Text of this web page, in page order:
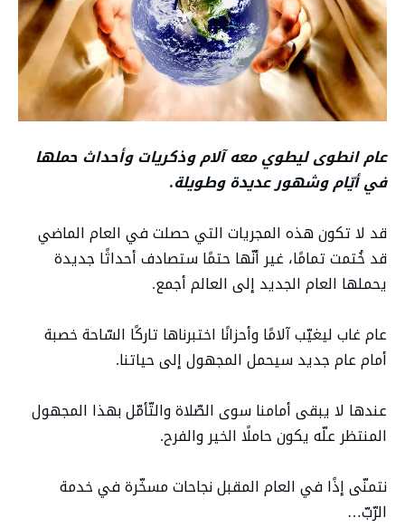
عام انطوى ليطوي معه آلام وذكريات وأحداث حملها
في أيّام وشهور عديدة وطويلة.
قد لا تكون هذه المجريات التي حصلت في العام الماضي
قد خُتمت تمامًا، غير أنّها حتمًا ستصادف أحداثًا جديدة
يحملها العام الجديد إلى العالم أجمع.
عام غاب ليغيّب آلامًا وأحزانًا اختبرناها تاركًا السّاحة خصبة
أمام عام جديد سيحمل المجهول إلى حياتنا.
عندها لا يبقى أمامنا سوى الصّلاة والتّأمّل بهذا المجهول
المنتظر علّه يكون حاملًا الخير والفرح.
نتمنّى إذًا في العام المقبل نجاحات مسخّرة في خدمة
الرّبّ…